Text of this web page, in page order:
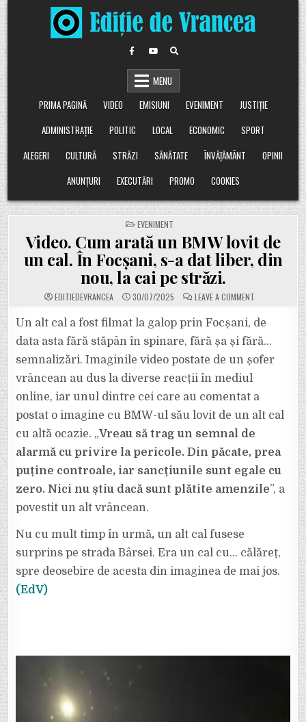
Skip
to
content
MENU
PRIMA PAGINĂ
VIDEO EMISIUNI EVENIMENT
JUSTIȚIE
ADMINISTRAȚIE
POLITIC LOCAL ECONOMIC
SPORT
ALEGERI
CULTURĂ STRĂZI SĂNĂTATE ÎNVĂȚĂMÂNT
OPINII
ANUNȚURI
EXECUTĂRI PROMO COOKIES
POSTED
IN
EVENIMENT
Video. Cum arată un BMW lovit de
un cal. În Focșani, s-a dat liber, din
nou, la cai pe străzi.
EDITIEDEVRANCEA 30/07/2025 LEAVE A COMMENT
VIDEO.
ARATĂ
UN
BMW
LOVIT
DE
UN
S-
A
DAT
LIBER,
NOU,
CAI
PE
STRĂZI.
Un alt cal a fost filmat la galop prin Focșani, de
data asta fără stăpân în spinare, fără șa și fără…
semnalizări. Imaginile video postate de un șofer
vrâncean au dus la diverse reacții în mediul
online, iar unul dintre cei care au comentat a
postat o imagine cu BMW-ul său lovit de un alt cal
cu altă ocazie. „Vreau să trag un semnal de
alarmă cu privire la pericole. Din păcate, prea
puține controale, iar sancțiunile sunt egale cu
zero. Nici nu știu dacă sunt plătite amenzile”, a
povestit un alt vrâncean.
Nu cu mult timp în urmă, un alt cal fusese
surprins pe strada Bârsei. Era un cal cu… călăreț,
spre deosebire de acesta din imaginea de mai jos.
(EdV)